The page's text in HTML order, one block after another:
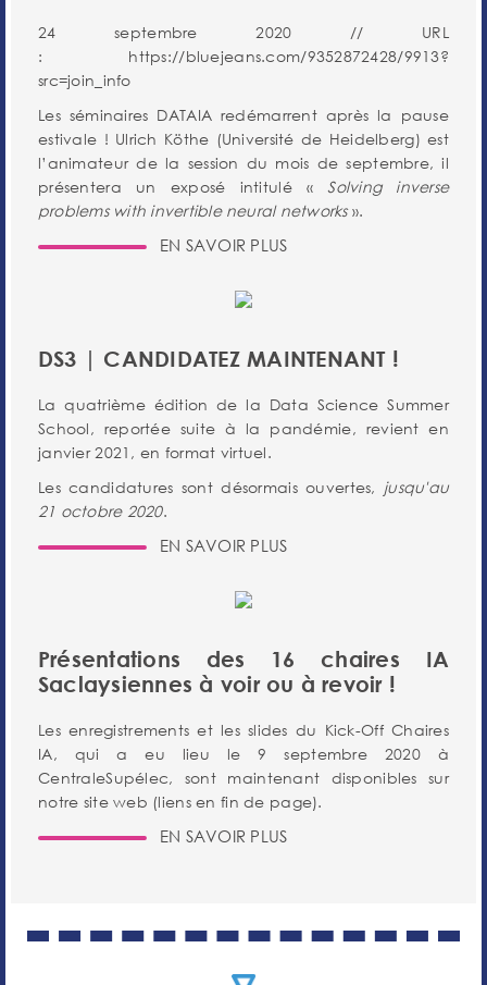
24 septembre 2020 // URL
: https://bluejeans.com/9352872428/9913?
src=join_info
Les séminaires DATAIA redémarrent après la pause
estivale ! Ulrich Köthe (Université de Heidelberg) est
l’animateur de la session du mois de septembre, il
présentera un exposé intitulé «Solving inverse
problems with invertible neural networks».
EN SAVOIR PLUS
DS3 | CANDIDATEZ MAINTENANT !
La quatrième édition de la Data Science Summer
School, reportée suite à la pandémie, revient en
janvier 2021, en format virtuel.
Les candidatures sont désormais ouvertes, jusqu'au
21 octobre 2020.
EN SAVOIR PLUS
Présentations des 16 chaires IA
Saclaysiennes à voir ou à revoir !
Les enregistrements et les slides du Kick-Off Chaires
IA, qui a eu lieu le 9 septembre 2020 à
CentraleSupélec, sont maintenant disponibles sur
notre site web (liens en fin de page).
EN SAVOIR PLUS